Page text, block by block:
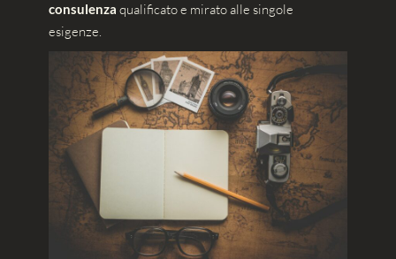
consulenza qualificato e mirato alle singole
esigenze.